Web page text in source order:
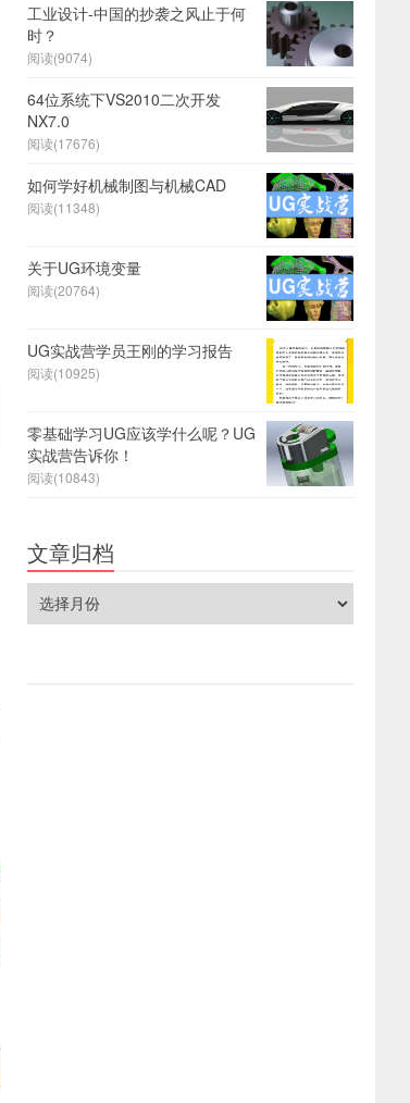
工业设计-中国的抄袭之风止于何
时？
阅读(9074)
64位系统下VS2010二次开发
NX7.0
阅读(17676)
如何学好机械制图与机械CAD
阅读(11348)
关于UG环境变量
阅读(20764)
UG实战营学员王刚的学习报告
阅读(10925)
零基础学习UG应该学什么呢？UG
实战营告诉你！
阅读(10843)
文章归档
文
章
归